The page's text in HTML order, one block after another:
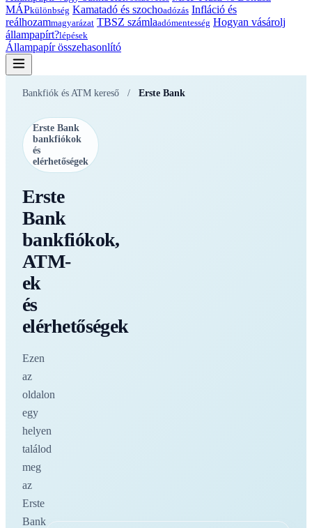
MÁPkülönbség Kamatadó és szochoadózás Infláció és
reálhozammagyarázat TBSZ számlaadómentesség Hogyan vásárolj
állampapírt?lépések
Állampapír összehasonlító
Bankfiók és ATM kereső / Erste Bank
Erste Bank
bankfiókok
és
elérhetőségek
Erste
Bank
bankfiókok,
ATM-
ek
és
elérhetőségek
Ezen
az
oldalon
egy
helyen
találod
meg
az
Erste
Bank